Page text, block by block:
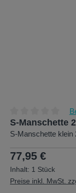
Durchschnittliche
S-Manschette
S-Manschette klein
Regulärer Preis:
77,95 €
Inhalt: 1 Stück
Preise inkl. MwSt.